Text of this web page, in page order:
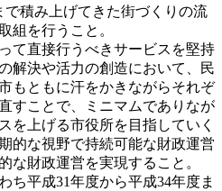
積み上げてきた街づくりの流
型の取組を行うこと。
て直接行うべきサービスを堅持
解決や活力の創造において、民
もともに汗をかきながらそれぞ
すことで、ミニマムでありなが
を上げる市役所を目指していく
的な視野で持続可能な財政運営
な財政運営を実現すること。
ち平成31年度から平成34年度ま